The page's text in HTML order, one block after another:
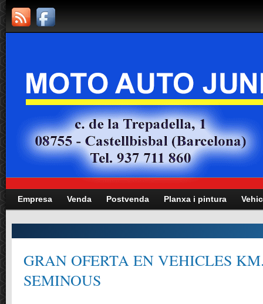
Empresa Venda Postvenda Planxa i pintura
GRAN OFERTA EN VEHICLES
SEMINOUS